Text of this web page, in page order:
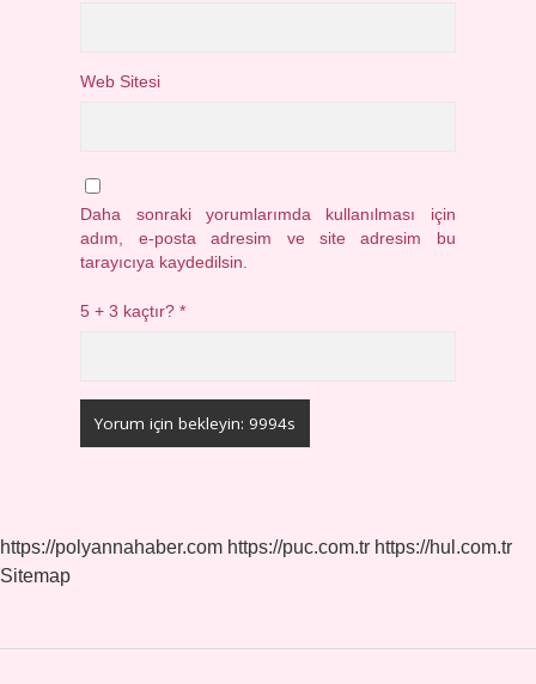
Web Sitesi
Daha sonraki yorumlarımda kullanılması için
adım, e-posta adresim ve site adresim bu
tarayıcıya kaydedilsin.
5 + 3 kaçtır?*
https://polyannahaber.com https://puc.com.tr https://hul.com.tr
Sitemap